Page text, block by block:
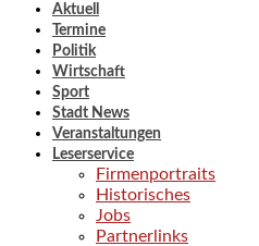
Aktuell
Termine
Politik
Wirtschaft
Sport
Stadt News
Veranstaltungen
Leserservice
Firmenportraits
Historisches
Jobs
Partnerlinks